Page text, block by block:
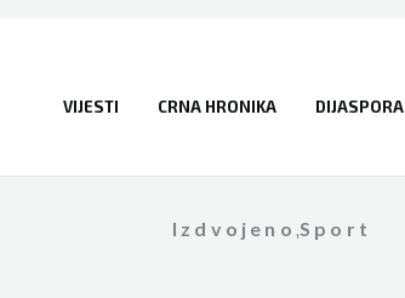
VIJESTI CRNA HRONIKA DIJASPORA
Izdvojeno ,Sport